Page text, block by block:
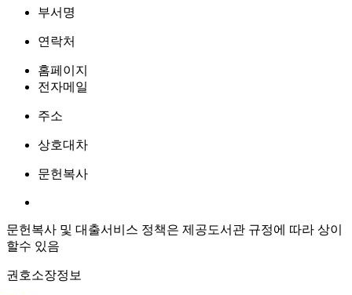
부서명
연락처
홈페이지
전자메일
주소
상호대차
문헌복사
문헌복사 및 대출서비스 정책은 제공도서관 규정에 따라 상이
할수 있음
권호소장정보